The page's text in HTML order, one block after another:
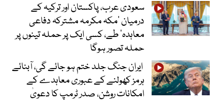
سعودی عرب، پاکستان اور ترکیہ کے
درمیان ’مکہ مکرمہ مشترکہ دفاعی
معاہدہ‘ طے، کسی ایک پر حملہ تینوں پر
حملہ تصور ہوگا
ایران جنگ جلد ختم ہو جائے گی، آبنائے
ہرمز کھولنے کے عبوری معاہدے کے
امکانات روشن، صدر ٹرمپ کا دعویٰ